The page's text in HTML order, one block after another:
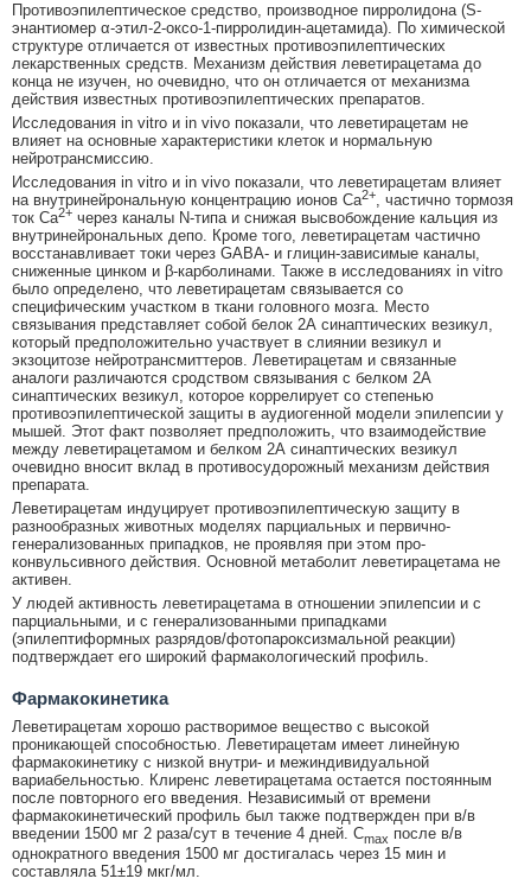
Противоэпилептическое средство, производное пирролидона (S-
энантиомер α-этил-2-оксо-1-пирролидин-ацетамида). По химической
структуре отличается от известных противоэпилептических
лекарственных средств. Механизм действия леветирацетама до
конца не изучен, но очевидно, что он отличается от механизма
действия известных противоэпилептических препаратов.
Исследования in vitro и in vivo показали, что леветирацетам не
влияет на основные характеристики клеток и нормальную
нейротрансмиссию.
Исследования in vitro и in vivo показали, что леветирацетам влияет
на внутринейрональную концентрацию ионов Са2+
, частично тормозя
ток Са2+ через каналы N-типа и снижая высвобождение кальция из
внутринейрональных депо. Кроме того, леветирацетам частично
восстанавливает токи через GABA- и глицин-зависимые каналы,
сниженные цинком и β-карболинами. Также в исследованиях in vitro
было определено, что леветирацетам связывается со
специфическим участком в ткани головного мозга. Место
связывания представляет собой белок 2А синаптических везикул,
который предположительно участвует в слиянии везикул и
экзоцитозе нейротрансмиттеров. Леветирацетам и связанные
аналоги различаются сродством связывания с белком 2А
синаптических везикул, которое коррелирует со степенью
противоэпилептической защиты в аудиогенной модели эпилепсии у
мышей. Этот факт позволяет предположить, что взаимодействие
между леветирацетамом и белком 2А синаптических везикул
очевидно вносит вклад в противосудорожный механизм действия
препарата.
Леветирацетам индуцирует противоэпилептическую защиту в
разнообразных животных моделях парциальных и первично-
генерализованных припадков, не проявляя при этом про-
конвульсивного действия. Основной метаболит леветирацетама не
активен.
У людей активность леветирацетама в отношении эпилепсии и с
парциальными, и с генерализованными припадками
(эпилептиформных разрядов/фотопароксизмальной реакции)
подтверждает его широкий фармакологический профиль.
Фармакокинетика
Леветирацетам хорошо растворимое вещество с высокой
проникающей способностью. Леветирацетам имеет линейную
фармакокинетику с низкой внутри- и межиндивидуальной
вариабельностью. Клиренс леветирацетама остается постоянным
после повторного его введения. Независимый от времени
фармакокинетический профиль был также подтвержден при в/в
введении 1500 мг 2 раза/сут в течение 4 дней. Cmax после в/в
однократного введения 1500 мг достигалась через 15 мин и
составляла 51±19 мкг/мл.